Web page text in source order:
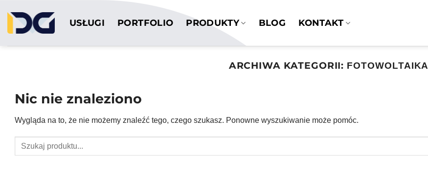
zawartości
USŁUGI PORTFOLIO PRODUKTY BLOG KONTAKT
ARCHIWA KATEGORII: FOTOWOLTAIKA
Nic nie znaleziono
Wygląda na to, że nie możemy znaleźć tego, czego szukasz. Ponowne wyszukiwanie może pomóc.